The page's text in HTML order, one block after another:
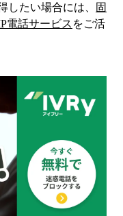
したい場合には、
固
電話サービス をご活